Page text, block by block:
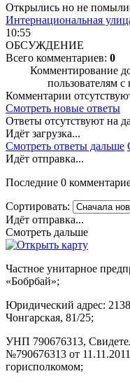
Открылись но не
Интернациональная
10:55
ОБСУЖДЕНИЕ
Всего комментариев: 0
Комментирование
пользователям
Комментарии
Смотреть новые ответы
Ответы отсутствуют на
Идёт загрузка...
Смотреть ответы дальше
Идёт отправка...
Последние 0
Сортировать:
Идёт отправка...
Смотреть дальше
Частное унитарное
«Бобрбай»;
Юридический адрес:
Чонгарская, 81/25;
УНП 790676313,
№790676313 от
горисполкомом;